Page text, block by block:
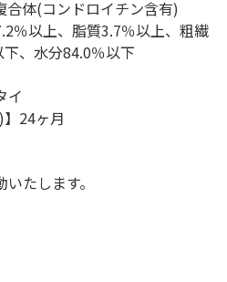
合体(コンドロイチン含有)
％以上、脂質3.7％以上、粗繊
、水分84.0％以下
イ
】24ヶ月
たします。